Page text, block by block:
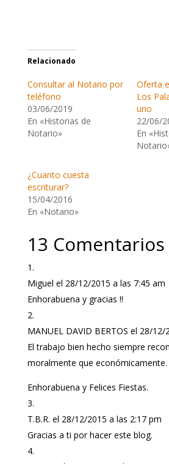
Relacionado
Consultar al Notario por
teléfono
03/06/2019
En «Historias de
Notario»
Oferta
Los
uno
22/06/
En
¿Cuanto cuesta
escriturar?
15/04/2016
En «Notario»
13 Comentarios
Miguel el 28/12/2015 a las 7:45 am
Enhorabuena y gracias !!
MANUEL DAVID BERTOS el 28/12/
El trabajo bien hecho siempre
moralmente que económicamente.
Enhorabuena y Felices Fiestas.
T.B.R. el 28/12/2015 a las 2:17 pm
Gracias a ti por hacer este blog.